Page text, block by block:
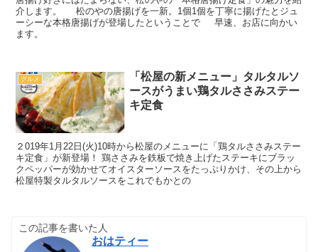
介します。 松のやの唐揚げを一新。1個1個を丁寧に揚げたとジュ
ーシーな本格唐揚げが登場したということで 早速、お店に向かい
ます。
グルメ
「松屋の新メニュー」タルタルソ
ースがうまい鶏タルささみステー
キ定食
２019年1月22日(火)10時から松屋のメニューに「鶏タルささみステー
キ定食」が新登場！ 鶏ささみを鉄板で焼き上げたステーキにブラッ
クペッパーが効かせてオイスターソースをたっぷりかけ、その上から
松屋特製タルタルソースをこれでもかとの
この記事を書いた人
おはティー